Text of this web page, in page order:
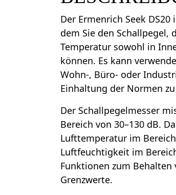
Der Ermenrich Seek
dem Sie den
Temperatur sowohl in
können. Es kann
Wohn-, Büro- oder
Einhaltung der Normen
Der Schallpegelmesser
Bereich von 30–130 dB.
Lufttemperatur im Bereich
Luftfeuchtigkeit im
Funktionen zum
Grenzwerte.